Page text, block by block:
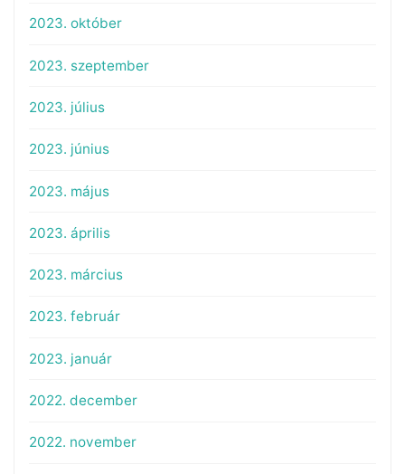
2023. október
2023. szeptember
2023. július
2023. június
2023. május
2023. április
2023. március
2023. február
2023. január
2022. december
2022. november